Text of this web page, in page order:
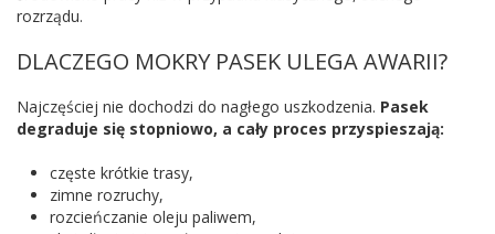
rozrządu.
DLACZEGO MOKRY PASEK ULEGA AWARII?
Najczęściej nie dochodzi do nagłego uszkodzenia. Pasek
degraduje się stopniowo, a cały proces przyspieszają:
częste krótkie trasy,
zimne rozruchy,
rozcieńczanie oleju paliwem,